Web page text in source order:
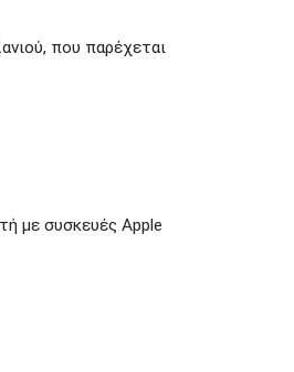
που παρέχεται
με συσκευές Apple